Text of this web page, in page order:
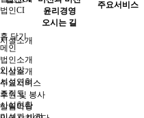
법인CI
시설소개
인사말
시설연혁
조직도
시설현황
윤리경영
오시는 길
주요서비스
홈 닫기
메인
법인소개
시설소개
주요서비스
후원 및 봉사
알림마당